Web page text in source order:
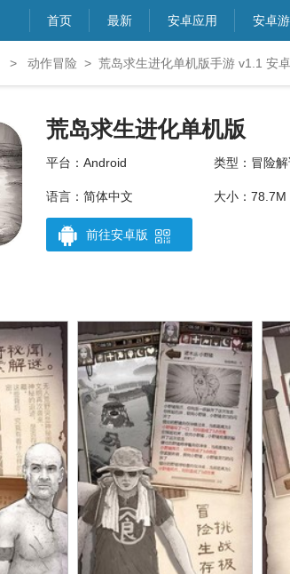
首页 最新 安卓应用 安卓
> 动作冒险 > 荒岛求生进化单机版手游 v1.1 安
荒岛求生进化单机版
平台：Android 类型：冒险
语言：简体中文 大小：78.7M
前往安卓版